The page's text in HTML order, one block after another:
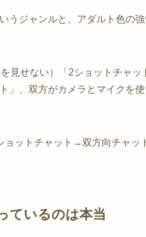
うジャンルと、アダルト色の
見せない）「2ショットチャ
」、双方がカメラとマイクを
ットチャット→双方向チャッ
ているのは本当